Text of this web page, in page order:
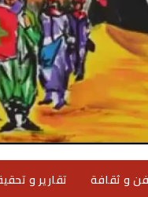
فن و ثقافة تقارير و